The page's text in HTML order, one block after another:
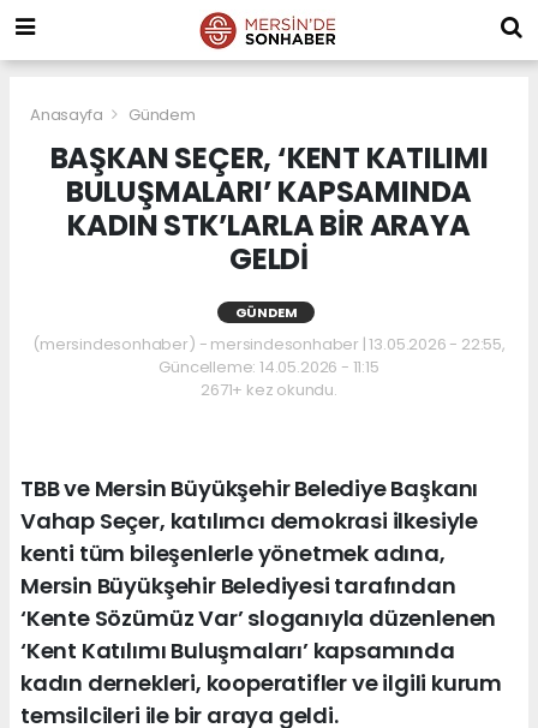
Anasayfa Gündem
BAŞKAN SEÇER, ‘KENT KATILIMI
BULUŞMALARI’ KAPSAMINDA
KADIN STK’LARLA BİR ARAYA
GELDİ
GÜNDEM
(mersindesonhaber) - mersindesonhaber | 13.05.2026 - 22:55,
Güncelleme: 14.05.2026 - 11:15
2671+ kez okundu.
TBB ve Mersin Büyükşehir Belediye Başkanı
Vahap Seçer, katılımcı demokrasi ilkesiyle
kenti tüm bileşenlerle yönetmek adına,
Mersin Büyükşehir Belediyesi tarafından
‘Kente Sözümüz Var’ sloganıyla düzenlenen
‘Kent Katılımı Buluşmaları’ kapsamında
kadın dernekleri, kooperatifler ve ilgili kurum
temsilcileri ile bir araya geldi.